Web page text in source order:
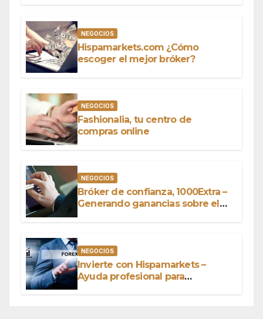
NEGOCIOS
Hispamarkets.com ¿Cómo
escoger el mejor bróker?
NEGOCIOS
Fashionalia, tu centro de
compras online
NEGOCIOS
Bróker de confianza, 1000Extra –
Generando ganancias sobre el
NEGOCIOS
Invierte con Hispamarkets –
Ayuda profesional para